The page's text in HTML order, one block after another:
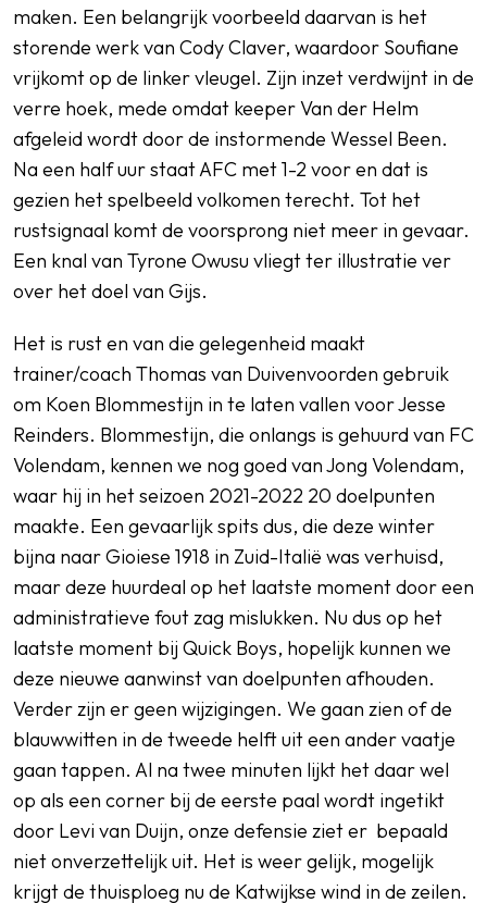
maken. Een belangrijk voorbeeld daarvan is het
storende werk van Cody Claver, waardoor Soufiane
vrijkomt op de linker vleugel. Zijn inzet verdwijnt in de
verre hoek, mede omdat keeper Van der Helm
afgeleid wordt door de instormende Wessel Been.
Na een half uur staat AFC met 1-2 voor en dat is
gezien het spelbeeld volkomen terecht. Tot het
rustsignaal komt de voorsprong niet meer in gevaar.
Een knal van Tyrone Owusu vliegt ter illustratie ver
over het doel van Gijs.
Het is rust en van die gelegenheid maakt
trainer/coach Thomas van Duivenvoorden gebruik
om Koen Blommestijn in te laten vallen voor Jesse
Reinders. Blommestijn, die onlangs is gehuurd van FC
Volendam, kennen we nog goed van Jong Volendam,
waar hij in het seizoen 2021-2022 20 doelpunten
maakte. Een gevaarlijk spits dus, die deze winter
bijna naar Gioiese 1918 in Zuid-Italië was verhuisd,
maar deze huurdeal op het laatste moment door een
administratieve fout zag mislukken. Nu dus op het
laatste moment bij Quick Boys, hopelijk kunnen we
deze nieuwe aanwinst van doelpunten afhouden.
Verder zijn er geen wijzigingen. We gaan zien of de
blauwwitten in de tweede helft uit een ander vaatje
gaan tappen. Al na twee minuten lijkt het daar wel
op als een corner bij de eerste paal wordt ingetikt
door Levi van Duijn, onze defensie ziet er bepaald
niet onverzettelijk uit. Het is weer gelijk, mogelijk
krijgt de thuisploeg nu de Katwijkse wind in de zeilen.